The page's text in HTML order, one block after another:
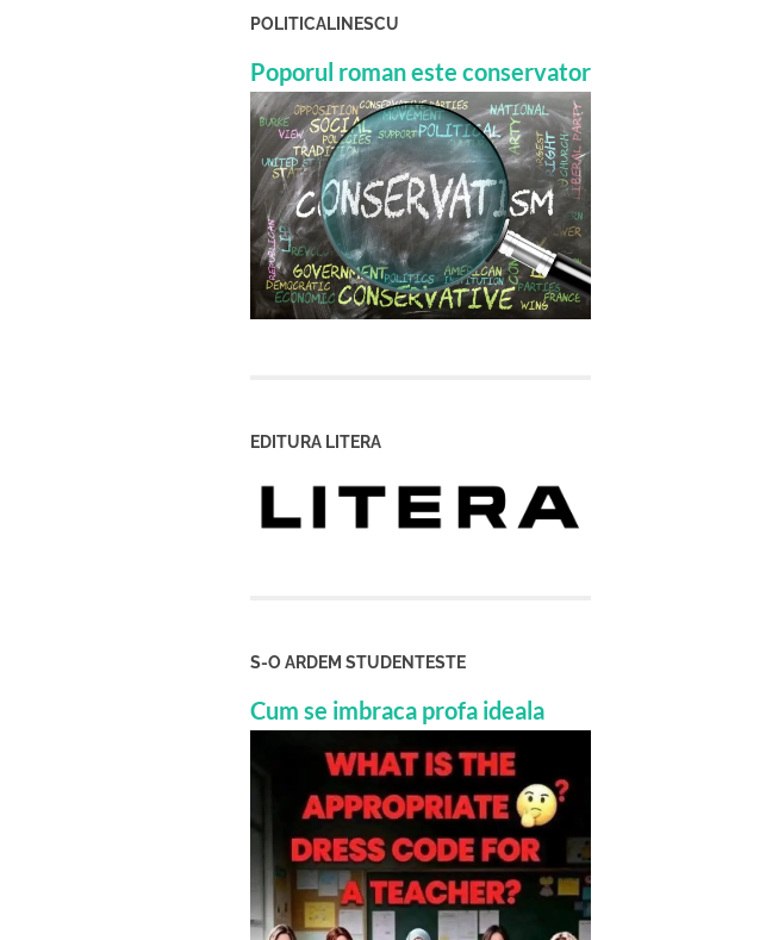
POLITICALINESCU
Poporul roman este conservator
EDITURA LITERA
S-O ARDEM STUDENTESTE
Cum se imbraca profa ideala